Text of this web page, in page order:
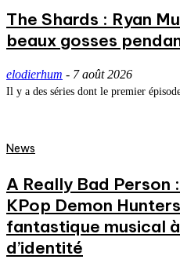
The Shards : Ryan
beaux gosses
elodierhum - 7 août 2026
Il y a des séries dont le premier
News
A Really Bad Person
KPop Demon
fantastique musical
d’identité